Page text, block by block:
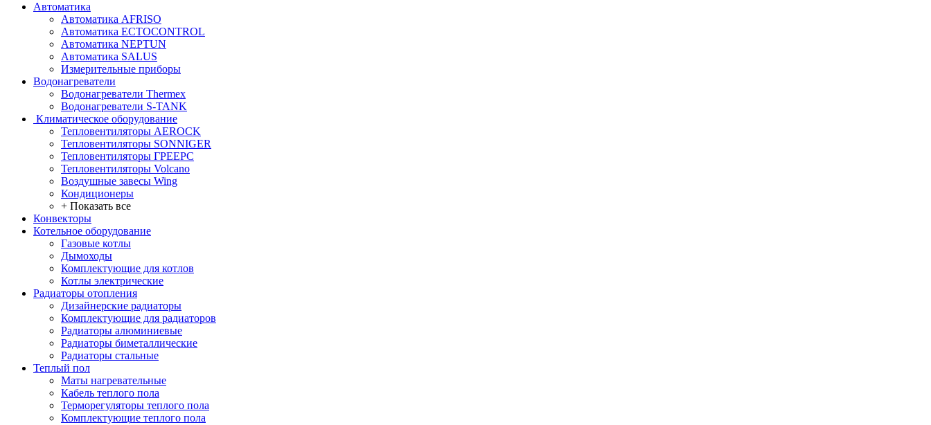
Автоматика
Автоматика AFRISO
Автоматика ECTOCONTROL
Автоматика NEPTUN
Автоматика SALUS
Измерительные приборы
Водонагреватели
Водонагреватели Thermex
Водонагреватели S-TANK
Климатическое оборудование
Тепловентиляторы AEROCK
Тепловентиляторы SONNIGER
Тепловентиляторы ГРЕЕРС
Тепловентиляторы Volcano
Воздушные завесы Wing
Кондиционеры
+ Показать все
Конвекторы
Котельное оборудование
Газовые котлы
Дымоходы
Комплектующие для котлов
Котлы электрические
Радиаторы отопления
Дизайнерские радиаторы
Комплектующие для радиаторов
Радиаторы алюминиевые
Радиаторы биметаллические
Радиаторы стальные
Теплый пол
Маты нагревательные
Кабель теплого пола
Терморегуляторы теплого пола
Комплектующие теплого пола